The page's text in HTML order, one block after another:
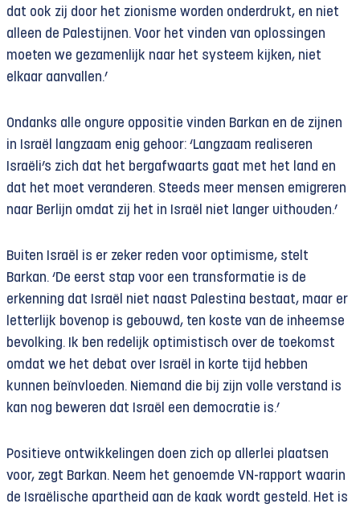
dat ook zij door het zionisme worden onderdrukt, en niet
alleen de Palestijnen. Voor het vinden van oplossingen
moeten we gezamenlijk naar het systeem kijken, niet
elkaar aanvallen.’
Ondanks alle ongure oppositie vinden Barkan en de zijnen
in Israël langzaam enig gehoor: ‘Langzaam realiseren
Israëli’s zich dat het bergafwaarts gaat met het land en
dat het moet veranderen. Steeds meer mensen emigreren
naar Berlijn omdat zij het in Israël niet langer uithouden.’
Buiten Israël is er zeker reden voor optimisme, stelt
Barkan. ‘De eerst stap voor een transformatie is de
erkenning dat Israël niet naast Palestina bestaat, maar er
letterlijk bovenop is gebouwd, ten koste van de inheemse
bevolking. Ik ben redelijk optimistisch over de toekomst
omdat we het debat over Israël in korte tijd hebben
kunnen beïnvloeden. Niemand die bij zijn volle verstand is
kan nog beweren dat Israël een democratie is.’
Positieve ontwikkelingen doen zich op allerlei plaatsen
voor, zegt Barkan. Neem het genoemde VN-rapport waarin
de Israëlische apartheid aan de kaak wordt gesteld. Het is